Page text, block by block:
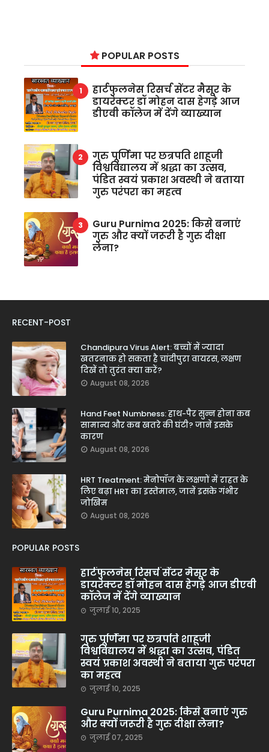
POPULAR POSTS
हार्टफुलनेस रिसर्च सेंटर मैसूर के
डायरेक्टर डॉ मोहन दास हेगड़े आज
डीएवी कॉलेज में देंगे व्याख्यान
गुरु पूर्णिमा पर छत्रपति शाहूजी
विश्वविद्यालय में श्रद्धा का उत्सव,
पंडित स्वयं प्रकाश अवस्थी ने बताया
गुरु परंपरा का महत्व
Guru Purnima 2025: किसे बनाएं
गुरु और क्यों जरूरी है गुरु दीक्षा
लेना?
RECENT-POST
Chandipura Virus Alert: बच्चों में ज्यादा
खतरनाक हो सकता है चांदीपुरा वायरस, लक्षण
दिखें तो तुरंत क्या करें?
August 08, 2026
Hand Feet Numbness: हाथ-पैर सुन्न होना कब
सामान्य और कब खतरे की घंटी? जानें इसके
कारण
August 08, 2026
HRT Treatment: मेनोपॉज के लक्षणों में राहत के
लिए बढ़ा HRT का इस्तेमाल, जानें इसके गंभीर
जोखिम
August 08, 2026
POPULAR POSTS
हार्टफुलनेस रिसर्च सेंटर मैसूर के
डायरेक्टर डॉ मोहन दास हेगड़े आज डीएवी
कॉलेज में देंगे व्याख्यान
जुलाई 10, 2025
गुरु पूर्णिमा पर छत्रपति शाहूजी
विश्वविद्यालय में श्रद्धा का उत्सव, पंडित
स्वयं प्रकाश अवस्थी ने बताया गुरु परंपरा
का महत्व
जुलाई 10, 2025
Guru Purnima 2025: किसे बनाएं गुरु
और क्यों जरूरी है गुरु दीक्षा लेना?
जुलाई 07, 2025